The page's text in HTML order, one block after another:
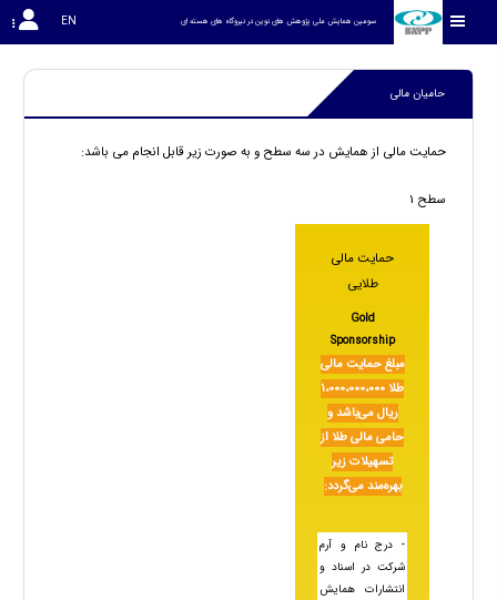
سومین همایش ملی پژوهش های نوین در نیروگاه های هسته ای EN
حامیان مالی
حمایت مالی از همایش در سه سطح و به صورت زیر قابل انجام می باشد:
سطح 1
حمایت مالی
طلایی
Gold
Sponsorship
مبلغ حمایت مالی
طلا 1،000،000،000
ریال می‌باشد و
حامی مالی طلا از
تسهیلات زیر
بهره‌مند می‌گردد:
- درج نام و آرم
شرکت در اسناد و
انتشارات همایش